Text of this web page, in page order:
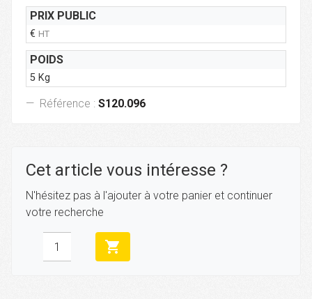
PRIX PUBLIC
€ HT
POIDS
5 Kg
Référence : S120.096
Cet article vous intéresse ?
N'hésitez pas à l'ajouter à votre panier et continuer
votre recherche
shopping_cart